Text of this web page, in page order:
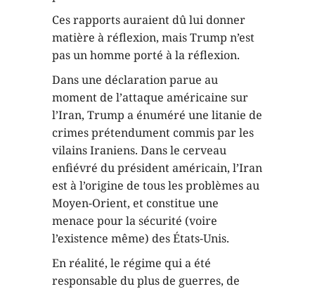
Ces rapports auraient dû lui donner
matière à réflexion, mais Trump n’est
pas un homme porté à la réflexion.
Dans une déclaration parue au
moment de l’attaque américaine sur
l’Iran, Trump a énuméré une litanie de
crimes prétendument commis par les
vilains Iraniens. Dans le cerveau
enfiévré du président américain, l’Iran
est à l’origine de tous les problèmes au
Moyen-Orient, et constitue une
menace pour la sécurité (voire
l’existence même) des États-Unis.
En réalité, le régime qui a été
responsable du plus de guerres, de